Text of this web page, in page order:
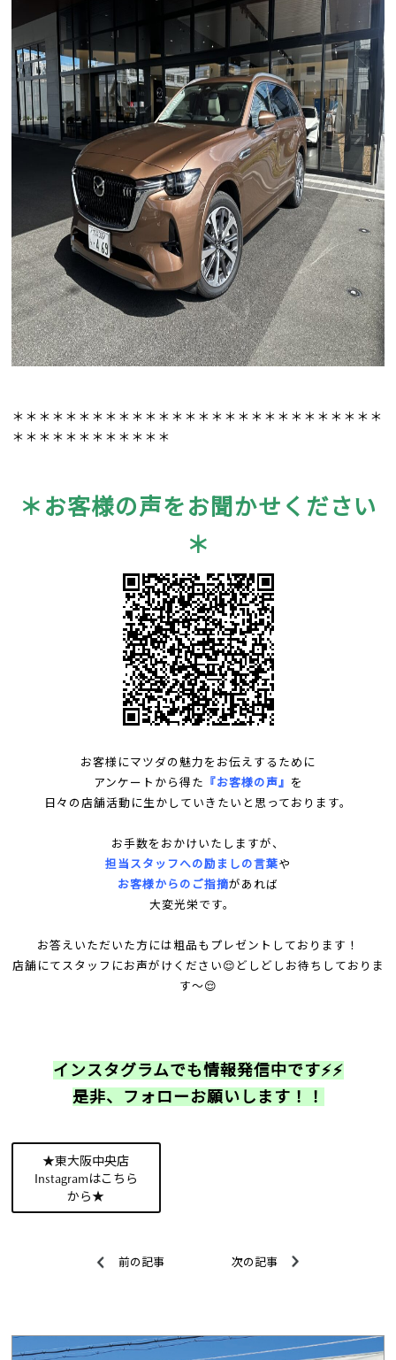
＊＊＊＊＊＊＊＊＊＊＊＊＊＊＊＊＊＊＊＊＊＊＊＊＊＊＊＊
＊＊＊＊＊＊＊＊＊＊＊＊
＊お客様の声をお聞かせください
＊
お客様にマツダの魅力をお伝えするために
アンケートから得た 『お客様の声』 を
日々の店舗活動に生かしていきたいと思っております。
お手数をおかけいたしますが、
担当スタッフへの励ましの言葉や
お客様からのご指摘があれば
大変光栄です。
お答えいただいた方には粗品もプレゼントしております！
店舗にてスタッフにお声がけください😌 どしどしお待ちしておりま
す～😌
インスタグラムでも情報発信中です⚡⚡
是非、フォローお願いします！！
★東大阪中央店
Instagramはこちら
から★
前の記事 次の記事